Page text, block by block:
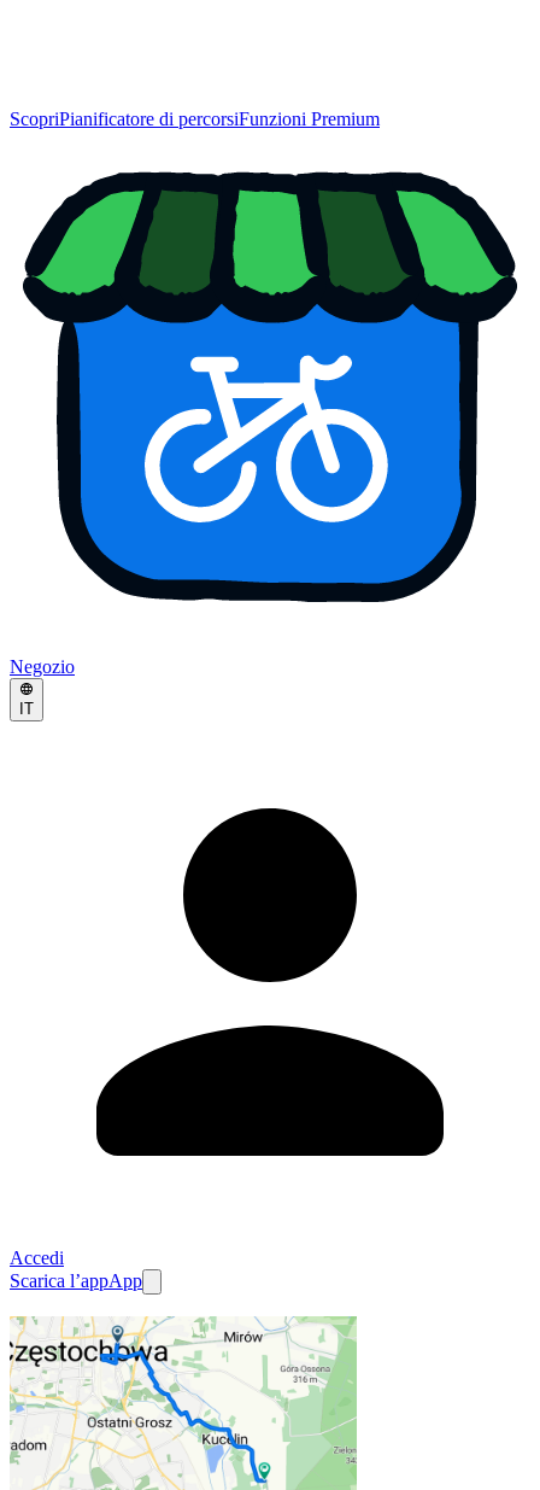
ScopriPianificatore di percorsiFunzioni Premium
Negozio
IT
Accedi
Scarica l’appApp